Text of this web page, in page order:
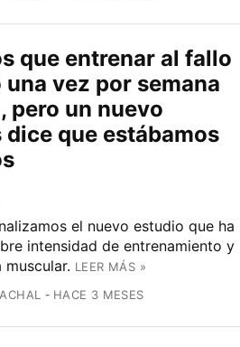
que entrenar al fallo
vez por semana
pero un nuevo
que estábamos
el nuevo estudio que ha
intensidad de entrenamiento y
muscular. LEER MÁS »
HACE 3 MESES